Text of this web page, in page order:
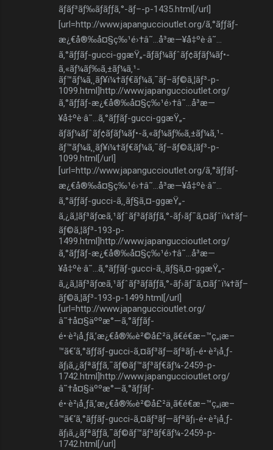
ãƒãƒ³ãƒ‰ãƒãƒƒã‚°-ãƒ–-p-1435.html[/url]
[url=http://www.japanguccioutlet.org/ã‚°ãƒƒãƒ-
æ¿€å®‰å¤§ç‰¹é›†â˜…å³æ—¥å‡ºè·â˜…
ã‚°ãƒƒãƒ-gucci-ggæŸ„-ãƒãƒ¼ãƒˆãƒ¢ãƒãƒ¼ãƒ•-
ã‚«ãƒ¼ãƒ‰ã‚±ãƒ¼ã‚¹-
ãƒ™ãƒ¼ã‚¸ãƒ¥ï¼†ãƒ€ãƒ¼ã‚¯ãƒ–ãƒ©ã‚¦ãƒ³-p-
1099.html]http://www.japanguccioutlet.org/
ã‚°ãƒƒãƒ-æ¿€å®‰å¤§ç‰¹é›†â˜…å³æ—
¥å‡ºè·â˜…ã‚°ãƒƒãƒ-gucci-ggæŸ„-
ãƒãƒ¼ãƒˆãƒ¢ãƒãƒ¼ãƒ•-ã‚«ãƒ¼ãƒ‰ã‚±ãƒ¼ã‚¹-
ãƒ™ãƒ¼ã‚¸ãƒ¥ï¼†ãƒ€ãƒ¼ã‚¯ãƒ–ãƒ©ã‚¦ãƒ³-p-
1099.html[/url]
[url=http://www.japanguccioutlet.org/ã‚°ãƒƒãƒ-
æ¿€å®‰å¤§ç‰¹é›†â˜…å³æ—¥å‡ºè·â˜…
ã‚°ãƒƒãƒ-gucci-ã‚¸ãƒ§ã‚¤-ggæŸ„-
ã‚¿ã‚¦ãƒ³ãƒœã‚¹ãƒˆãƒ³ãƒãƒƒã‚°-ãƒ›ãƒ¯ã‚¤ãƒˆï¼†ãƒ–
ãƒ©ã‚¦ãƒ³-193-p-
1499.html]http://www.japanguccioutlet.org/
ã‚°ãƒƒãƒ-æ¿€å®‰å¤§ç‰¹é›†â˜…å³æ—
¥å‡ºè·â˜…ã‚°ãƒƒãƒ-gucci-ã‚¸ãƒ§ã‚¤-ggæŸ„-
ã‚¿ã‚¦ãƒ³ãƒœã‚¹ãƒˆãƒ³ãƒãƒƒã‚°-ãƒ›ãƒ¯ã‚¤ãƒˆï¼†ãƒ–
ãƒ©ã‚¦ãƒ³-193-p-1499.html[/url]
[url=http://www.japanguccioutlet.org/
â˜†å¤§äººæ°—ã‚°ãƒƒãƒ-
é•·è²¡å¸ƒã‚’æ¿€å®‰è²©å£²ä¸­ã€é€æ–™ç„¡æ–
™ã€‘ã‚°ãƒƒãƒ-gucci-ã‚¤ãƒ³ãƒ—ãƒªãƒ¡-é•·è²¡å¸ƒ-
ãƒ¡ã‚¿ãƒªãƒƒã‚¯ãƒ©ãƒ™ãƒ³ãƒ€ãƒ¼-2459-p-
1742.html]http://www.japanguccioutlet.org/
â˜†å¤§äººæ°—ã‚°ãƒƒãƒ-
é•·è²¡å¸ƒã‚’æ¿€å®‰è²©å£²ä¸­ã€é€æ–™ç„¡æ–
™ã€‘ã‚°ãƒƒãƒ-gucci-ã‚¤ãƒ³ãƒ—ãƒªãƒ¡-é•·è²¡å¸ƒ-
ãƒ¡ã‚¿ãƒªãƒƒã‚¯ãƒ©ãƒ™ãƒ³ãƒ€ãƒ¼-2459-p-
1742.html[/url]